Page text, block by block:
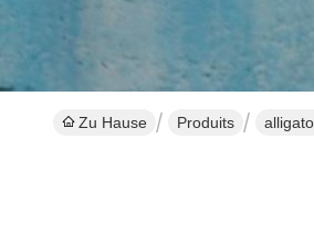
Zu Hause Produits